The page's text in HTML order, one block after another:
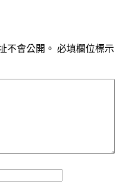
不會公開。 必填欄位標示